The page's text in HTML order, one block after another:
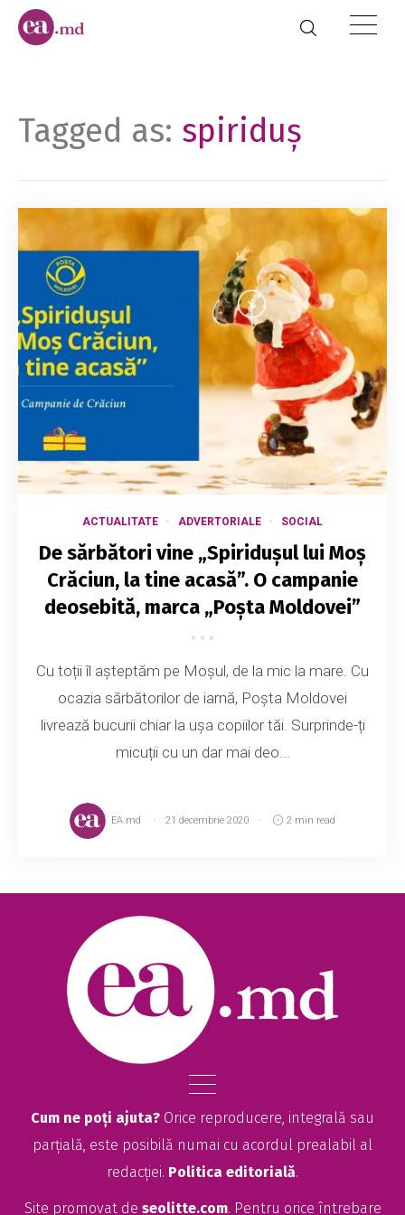
Tagged as: spiriduș
ACTUALITATE ADVERTORIALE SOCIAL
De sărbători vine „Spiridușul lui Moș
Crăciun, la tine acasă”. O campanie
deosebită, marca „Poșta Moldovei”
Cu toții îl așteptăm pe Moșul, de la mic la mare. Cu
ocazia sărbătorilor de iarnă, Poșta Moldovei
livrează bucurii chiar la ușa copiilor tăi. Surprinde-ți
micuții cu un dar mai deo...
EA.md 21 decembrie 2020 2 min read
Cum ne poți ajuta? Orice reproducere, integrală sau
parțială, este posibilă numai cu acordul prealabil al
redacției. Politica editorială.
Site promovat de seolitte.com. Pentru orice întrebare